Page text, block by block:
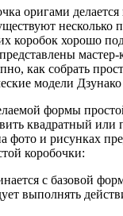
оригами
несколько
коробок хорошо
мастер-
как собрать
модели
формы
квадратный или
фото и рисунках
коробочки:
с базовой
выполнять